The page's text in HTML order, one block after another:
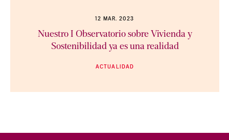
12 MAR. 2023
Nuestro I Observatorio sobre Vivienda y
Sostenibilidad ya es una realidad
ACTUALIDAD